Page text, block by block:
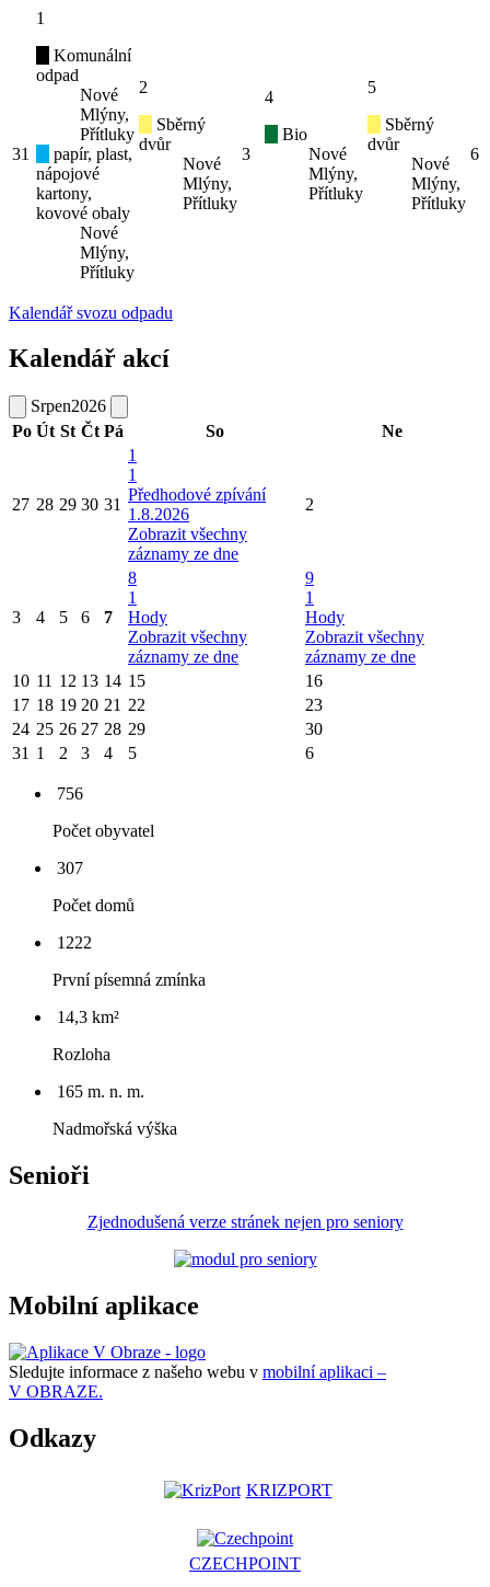
31
1
Komunální
odpad
Nové
Mlýny,
Přítluky
papír, plast,
nápojové
kartony,
kovové obaly
Nové
Mlýny,
Přítluky
2
Sběrný
dvůr
Nové
Mlýny,
Přítluky
3
4
Bio
Nové
Mlýny,
Přítluky
5
Sběrný
dvůr
Nové
Mlýny,
Přítluky
6
Kalendář svozu odpadu
Kalendář akcí
Srpen2026
Po Út St Čt Pá So Ne
27 28 29 30 31
1
1
Předhodové zpívání
1.8.2026
Zobrazit všechny
záznamy ze dne
2
3 4 5 6 7
8
1
Hody
Zobrazit všechny
záznamy ze dne
9
1
Hody
Zobrazit všechny
záznamy ze dne
10 11 12 13 14 15
16
17 18 19 20 21 22
23
24 25 26 27 28 29
30
31 1 2 3 4 5 6
756
Počet obyvatel
307
Počet domů
1222
První písemná zmínka
14,3 km²
Rozloha
165 m. n. m.
Nadmořská výška
Senioři
Zjednodušená verze stránek nejen pro seniory
Mobilní aplikace
Sledujte informace z našeho webu v mobilní aplikaci –
V OBRAZE.
Odkazy
KRIZPORT
CZECHPOINT